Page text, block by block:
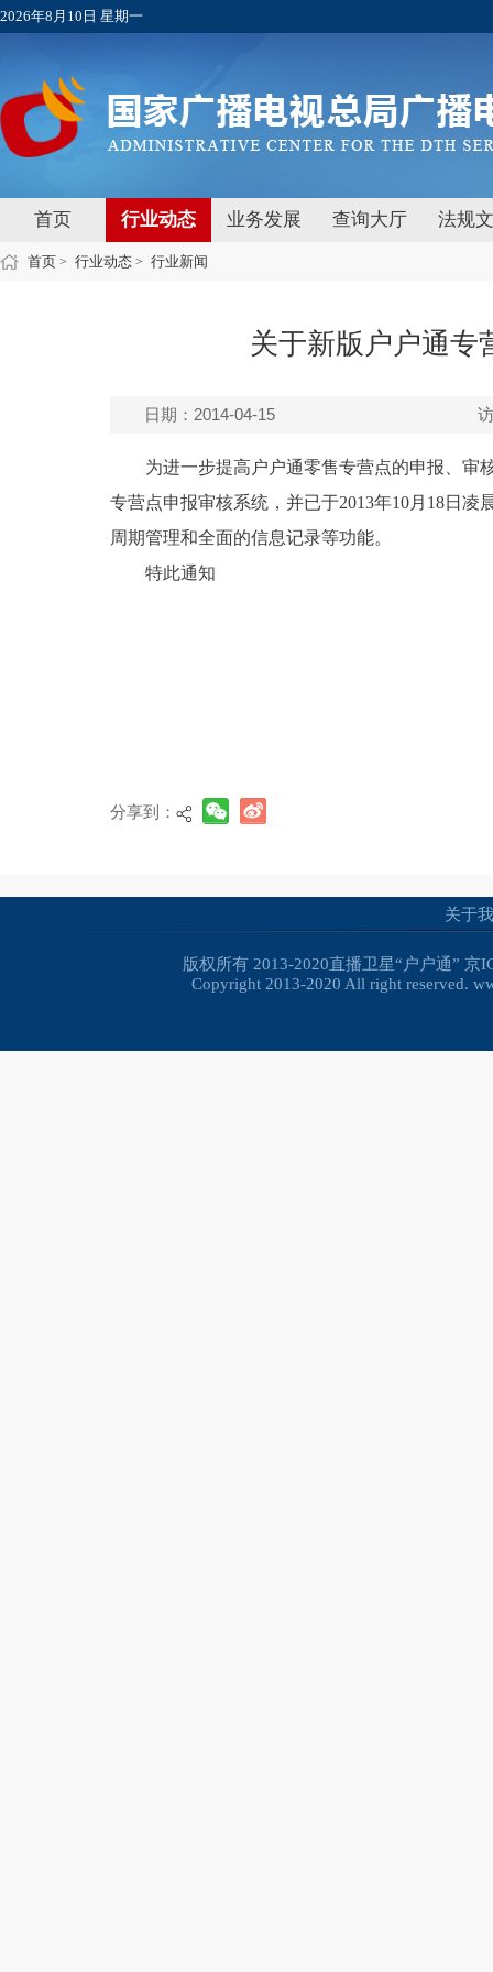
2026年8月10日 星期一
首页 行业动态 业务发展 查询大厅 法规
首页 > 行业动态 > 行业新闻
关于新版户户通专
日期：2014-04-15
为进一步提高户户通零售专营点的申报、审
专营点申报审核系统，并已于2013年10月18日
周期管理和全面的信息记录等功能。
特此通知
分享到：
关于
版权所有 2013-2020直播卫星“户户通” 京
Copyright 2013-2020 All right reserved.